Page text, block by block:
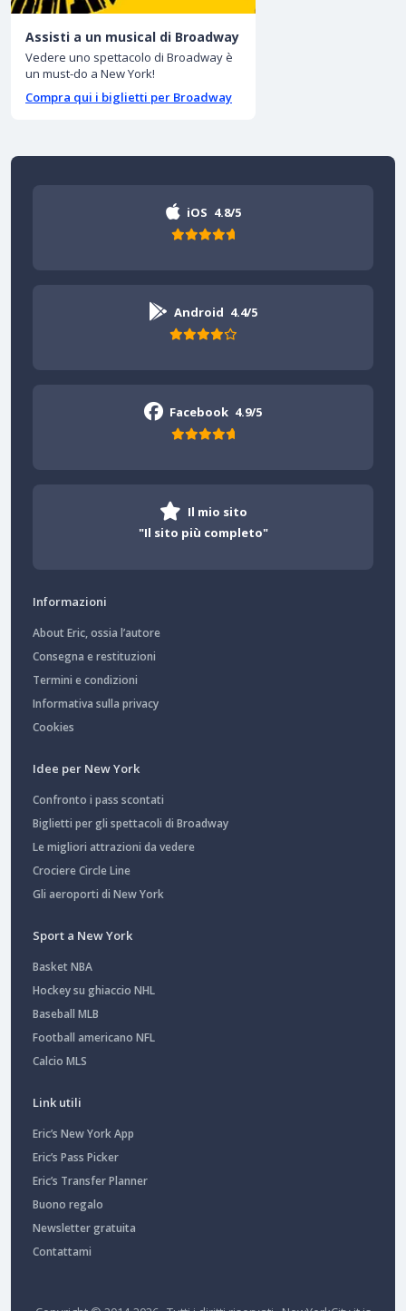
Assisti a un musical di Broadway
Vedere uno spettacolo di Broadway è
un must-do a New York!
Compra qui i biglietti per Broadway
iOS 4.8/5
Android 4.4/5
Facebook 4.9/5
Il mio sito
"Il sito più completo"
Informazioni
About Eric, ossia l’autore
Consegna e restituzioni
Termini e condizioni
Informativa sulla privacy
Cookies
Idee per New York
Confronto i pass scontati
Biglietti per gli spettacoli di Broadway
Le migliori attrazioni da vedere
Crociere Circle Line
Gli aeroporti di New York
Sport a New York
Basket NBA
Hockey su ghiaccio NHL
Baseball MLB
Football americano NFL
Calcio MLS
Link utili
Eric’s New York App
Eric’s Pass Picker
Eric’s Transfer Planner
Buono regalo
Newsletter gratuita
Contattami